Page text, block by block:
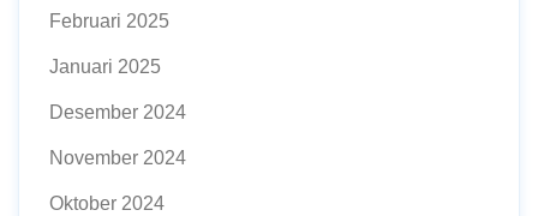
Februari 2025
Januari 2025
Desember 2024
November 2024
Oktober 2024